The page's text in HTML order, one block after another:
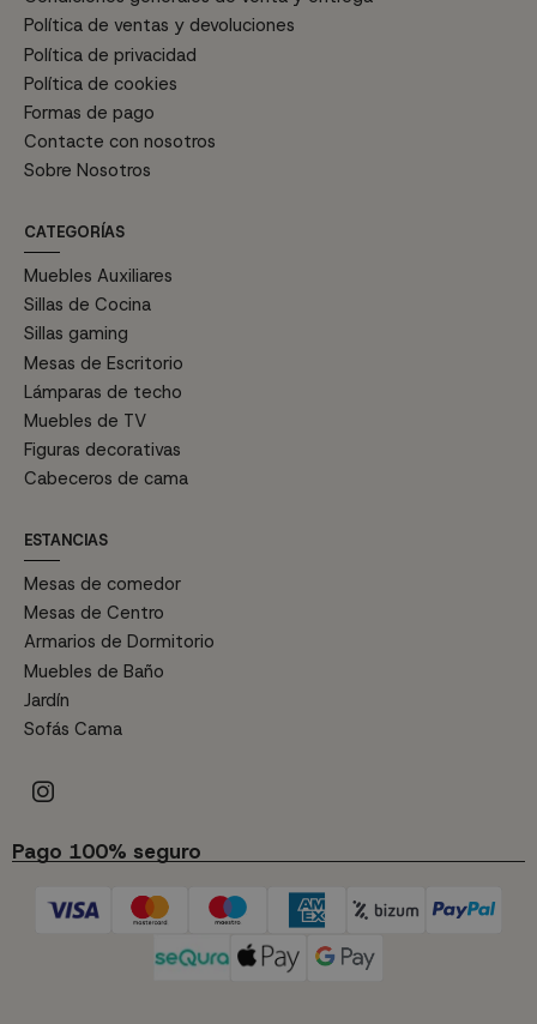
Política de ventas y devoluciones
Política de privacidad
Política de cookies
Formas de pago
Contacte con nosotros
Sobre Nosotros
CATEGORÍAS
Muebles Auxiliares
Sillas de Cocina
Sillas gaming
Mesas de Escritorio
Lámparas de techo
Muebles de TV
Figuras decorativas
Cabeceros de cama
ESTANCIAS
Mesas de comedor
Mesas de Centro
Armarios de Dormitorio
Muebles de Baño
Jardín
Sofás Cama
Pago 100% seguro